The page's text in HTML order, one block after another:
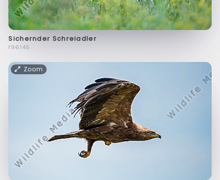
Sichernder Schreiadler
f96145
Zoom